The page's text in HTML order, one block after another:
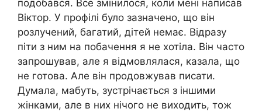
подобався. Все змінилося, коли мені написав
Віктор. У профілі було зазначено, що він
розлучений, багатий, дітей немає. Відразу
піти з ним на побачення я не хотіла. Він часто
запрошував, але я відмовлялася, казала, що
не готова. Але він продовжував писати.
Думала, мабуть, зустрічається з іншими
жінками, але в них нічого не виходить, тож